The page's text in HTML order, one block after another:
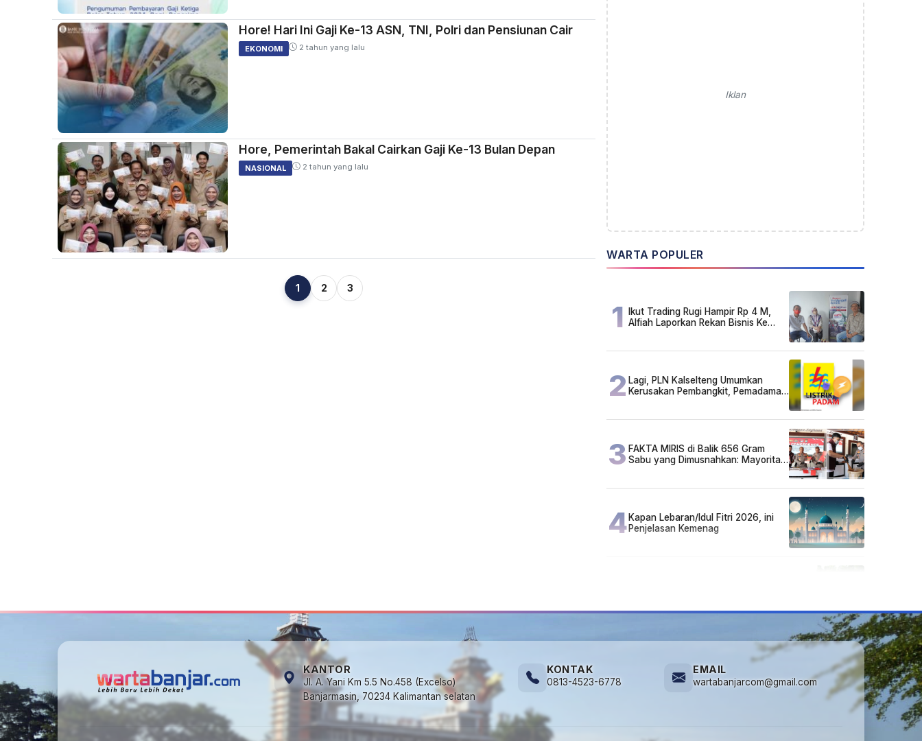
Hore! Hari Ini Gaji Ke-13 ASN, TNI, Polri dan Pensiunan Cair
EKONOMI 2 tahun yang lalu
Hore, Pemerintah Bakal Cairkan Gaji Ke-13 Bulan Depan
NASIONAL 2 tahun yang lalu
1 2 3
Iklan
WARTA POPULER
1 Ikut Trading Rugi Hampir Rp 4 M,
Alfiah Laporkan Rekan Bisnis Ke
2 Lagi, PLN Kalselteng Umumkan
Kerusakan Pembangkit, Pemadaman
3 FAKTA MIRIS di Balik 656 Gram
Sabu yang Dimusnahkan: Mayoritas
4Kapan Lebaran/Idul Fitri 2026, ini
Penjelasan Kemenag
KANTOR
Jl. A. Yani Km 5.5 No.458 (Excelso)
Banjarmasin, 70234 Kalimantan selatan
KONTAK
0813-4523-6778
EMAIL
wartabanjarcom@gmail.com